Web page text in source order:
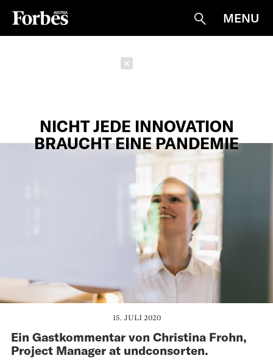
Suche
MENU
NICHT JEDE INNOVATION
BRAUCHT EINE PANDEMIE
15. JULI 2020
Ein Gastkommentar von Christina Frohn,
Project Manager at undconsorten.